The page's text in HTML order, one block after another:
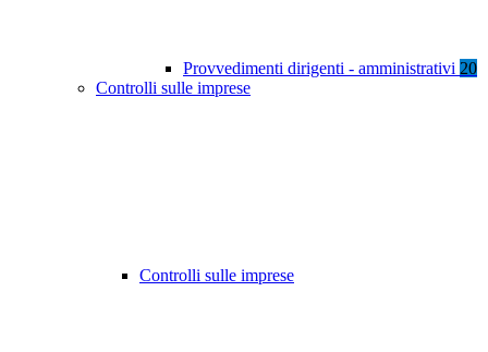
Provvedimenti dirigenti - amministrativi 20
Controlli sulle imprese
Controlli sulle imprese